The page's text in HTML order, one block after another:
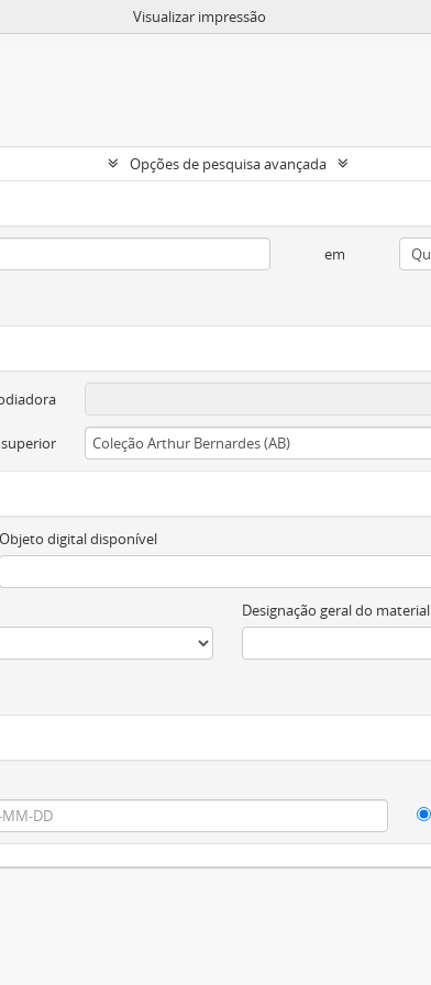
Visualizar impressão
Opções de pesquisa avançada
em
Objeto digital disponível
Designação geral do material